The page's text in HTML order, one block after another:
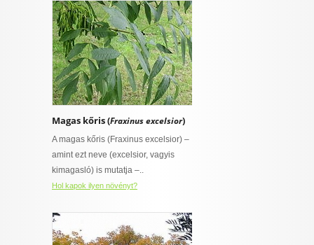
Magas kőris (Fraxinus excelsior)
A magas kőris (Fraxinus excelsior) –
amint ezt neve (excelsior, vagyis
kimagasló) is mutatja –..
Hol kapok ilyen növényt?